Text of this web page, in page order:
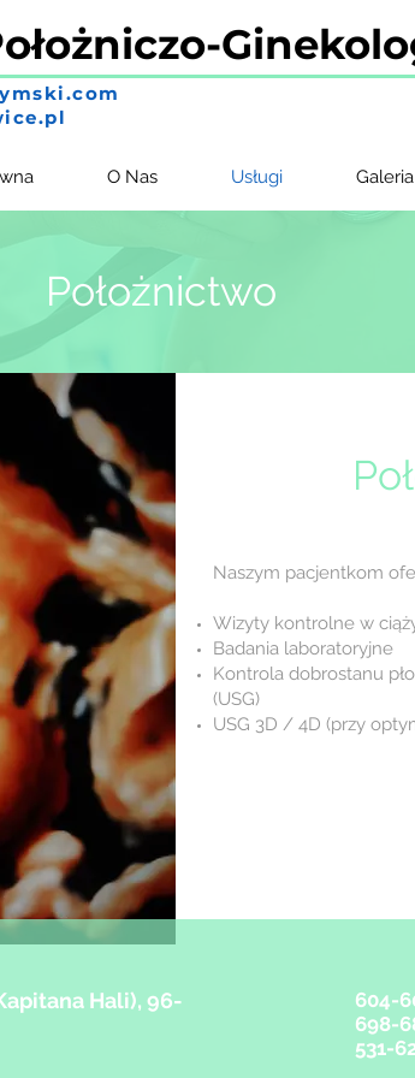
O Nas Usługi Galeria
Położnictwo
Naszym pacjentkom
Wizyty kontrolne w
Badania laboratoryjne
Kontrola dobrostanu
(USG)
USG 3D / 4D (przy
Hali), 96-
604-
698-
531-